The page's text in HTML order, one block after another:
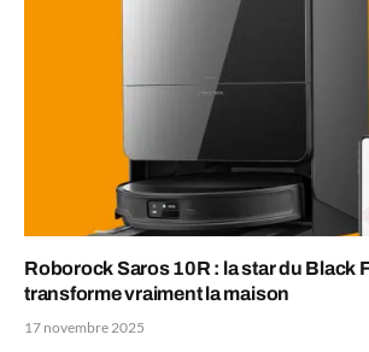
Roborock Saros 10R : la star du Black
transforme vraiment la maison
17 novembre 2025